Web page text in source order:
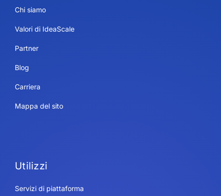
Chi siamo
Valori di IdeaScale
Partner
Blog
Carriera
Mappa del sito
Utilizzi
Servizi di piattaforma